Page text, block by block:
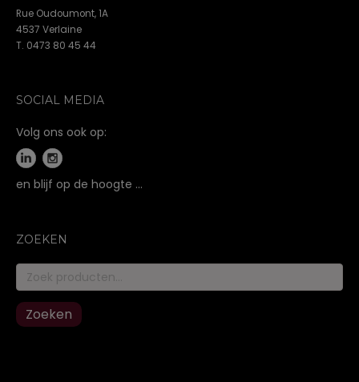
Rue Oudoumont, 1A
4537 Verlaine
T. 0473 80 45 44
SOCIAL MEDIA
Volg ons ook op:
en blijf op de hoogte …
ZOEKEN
Zoeken
naar:
Zoeken